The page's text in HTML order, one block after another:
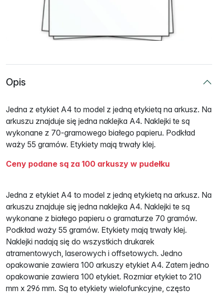
Opis
Jedna z etykiet A4 to model z jedną etykietą na arkusz. Na
arkuszu znajduje się jedna naklejka A4. Naklejki te są
wykonane z 70-gramowego białego papieru. Podkład
waży 55 gramów. Etykiety mają trwały klej.
Ceny podane są za 100 arkuszy w pudełku
Jedna z etykiet A4 to model z jedną etykietą na arkusz. Na
arkuszu znajduje się jedna naklejka A4. Naklejki te są
wykonane z białego papieru o gramaturze 70 gramów.
Podkład waży 55 gramów. Etykiety mają trwały klej.
Naklejki nadają się do wszystkich drukarek
atramentowych, laserowych i offsetowych. Jedno
opakowanie zawiera 100 arkuszy etykiet A4. Zatem jedno
opakowanie zawiera 100 etykiet. Rozmiar etykiet to 210
mm x 296 mm. Są to etykiety wielofunkcyjne, często